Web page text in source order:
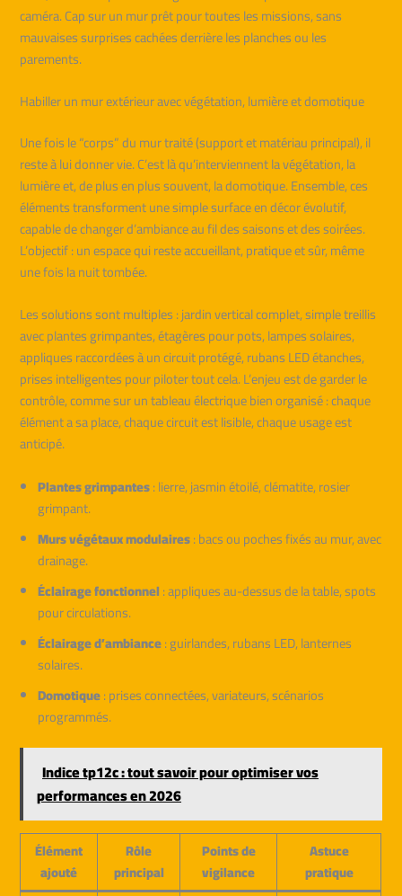
caméra. Cap sur un mur prêt pour toutes les missions, sans
mauvaises surprises cachées derrière les planches ou les
parements.
Habiller un mur extérieur avec végétation, lumière et domotique
Une fois le “corps” du mur traité (support et matériau principal), il
reste à lui donner vie. C’est là qu’interviennent la végétation, la
lumière et, de plus en plus souvent, la domotique. Ensemble, ces
éléments transforment une simple surface en décor évolutif,
capable de changer d’ambiance au fil des saisons et des soirées.
L’objectif : un espace qui reste accueillant, pratique et sûr, même
une fois la nuit tombée.
Les solutions sont multiples : jardin vertical complet, simple treillis
avec plantes grimpantes, étagères pour pots, lampes solaires,
appliques raccordées à un circuit protégé, rubans LED étanches,
prises intelligentes pour piloter tout cela. L’enjeu est de garder le
contrôle, comme sur un tableau électrique bien organisé : chaque
élément a sa place, chaque circuit est lisible, chaque usage est
anticipé.
Plantes grimpantes: lierre, jasmin étoilé, clématite, rosier
grimpant.
Murs végétaux modulaires: bacs ou poches fixés au mur, avec
drainage.
Éclairage fonctionnel: appliques au-dessus de la table, spots
pour circulations.
Éclairage d’ambiance: guirlandes, rubans LED, lanternes
solaires.
Domotique: prises connectées, variateurs, scénarios
programmés.
Indice tp12c : tout savoir pour optimiser vos
performances en 2026
Élément
ajouté
Rôle
principal
Points de
vigilance
Astuce
pratique